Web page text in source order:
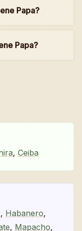
Papa?
Papa?
, Ceiba
, Habanero,
, Mapacho,